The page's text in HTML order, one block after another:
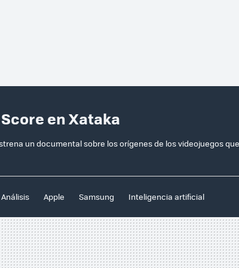
en Xataka
un documental sobre los orígenes de los videojuegos
Análisis Apple Samsung Inteligencia artificial